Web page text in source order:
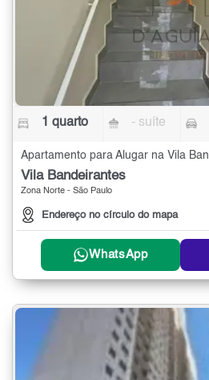
1 quarto - suíte
Vila Bandeirantes
Zona Norte - São Paulo
Endereço no círculo do mapa
WhatsApp